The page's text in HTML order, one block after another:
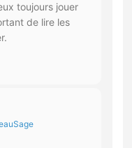
toujours jouer
de lire les